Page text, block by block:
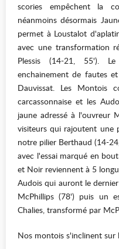
scories empêchent la
néanmoins désormais
permet à Loustalot
avec une transformation
Plessis (14-21, 55').
enchainement de fautes
Dauvissat. Les Montois
carcassonnaise et les
jaune adressé à l'ouvreur
visiteurs qui rajoutent une
notre pilier Berthaud (14-
avec l'essai marqué en
et Noir reviennent à 5
Audois qui auront le
McPhillips (78') puis un
Chalies, transformé par
Nos montois s'inclinent sur